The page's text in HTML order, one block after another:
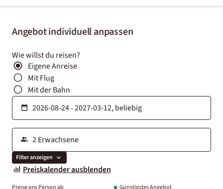
Angebot individuell anpassen
Wie willst du reisen?
Eigene Anreise
Mit Flug
Mit der Bahn
Filter anzeigen
Preiskalender ausblenden
Preise pro Person ab Günstigstes Angebot